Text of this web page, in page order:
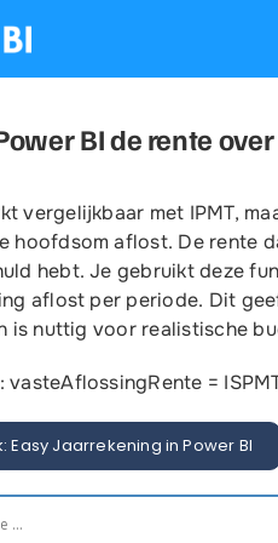
Training
Power BI training
Easy BI biedt een Power BI training
niveau. Of je nu starter bent of
is altijd een training die bij je past.
beschikbaar in het Nederlands of
online of incompany.
Waldemar de Haas
BI de rente
vergelijkbaar met IPMT,
hoofdsom aflost. De rente
hebt. Je gebruikt deze
aflost per periode. Dit
is nuttig voor realistische
vasteAflossingRente =
Easy Jaarrekening in Power BI